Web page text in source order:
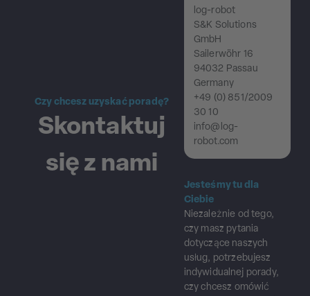
Czy chcesz uzyskać poradę?
Skontaktuj
się z nami
log-robot
S&K Solutions
GmbH
Sailerwöhr 16
94032 Passau
Germany
+49 (0) 851/2009
30 10
info@log-
robot.com
Jesteśmy tu dla
Ciebie
Niezależnie od tego,
czy masz pytania
dotyczące naszych
usług, potrzebujesz
indywidualnej porady,
czy chcesz omówić